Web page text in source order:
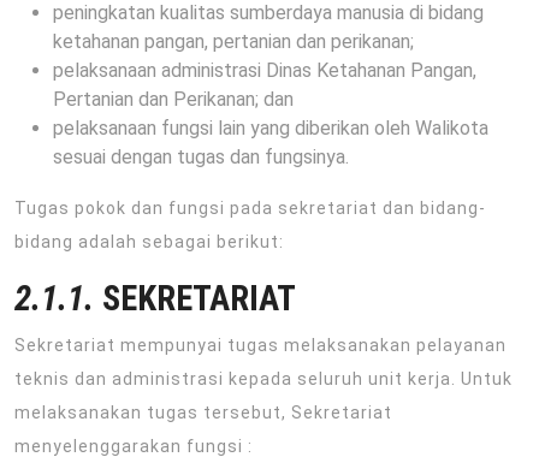
peningkatan kualitas sumberdaya manusia di bidang
ketahanan pangan, pertanian dan perikanan;
pelaksanaan administrasi Dinas Ketahanan Pangan,
Pertanian dan Perikanan; dan
pelaksanaan fungsi lain yang diberikan oleh Walikota
sesuai dengan tugas dan fungsinya.
Tugas pokok dan fungsi pada sekretariat dan bidang-
bidang adalah sebagai berikut:
2.1.1. SEKRETARIAT
Sekretariat mempunyai tugas melaksanakan pelayanan
teknis dan administrasi kepada seluruh unit kerja. Untuk
melaksanakan tugas tersebut, Sekretariat
menyelenggarakan fungsi :